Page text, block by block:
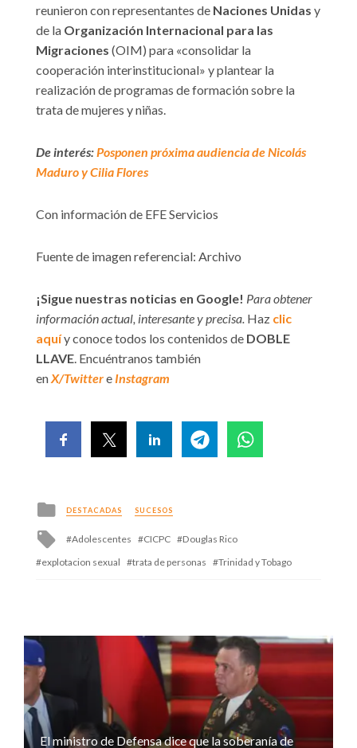
reunieron con representantes de Naciones Unidas y
de la Organización Internacional para las
Migraciones (OIM) para «consolidar la
cooperación interinstitucional» y plantear la
realización de programas de formación sobre la
trata de mujeres y niñas.
De interés:Posponen próxima audiencia de Nicolás
Maduro y Cilia Flores
Con información de EFE Servicios
Fuente de imagen referencial: Archivo
¡Sigue nuestras noticias en Google! Para obtener
información actual, interesante y precisa. Haz clic
aquíy conoce todos los contenidos de DOBLE
LLAVE. Encuéntranos también
enX/Twittere Instagram
Posted
in
DESTACADAS SUCESOS
Tagged
Adolescentes CICPC
Douglas Rico
explotacion sexual
trata de personas Trinidad y Tobago
El ministro de Defensa dice que la soberanía de